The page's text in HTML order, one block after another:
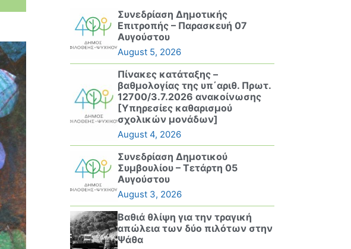
Συνεδρίαση Δημοτικής
Επιτροπής – Παρασκευή 07
Αυγούστου
August 5, 2026
Πίνακες κατάταξης –
βαθμολογίας της υπ΄αριθ. Πρωτ.
12700/3.7.2026 ανακοίνωσης
[Υπηρεσίες καθαρισμού
σχολικών μονάδων]
August 4, 2026
Συνεδρίαση Δημοτικού
Συμβουλίου – Τετάρτη 05
Αυγούστου
August 3, 2026
Βαθιά θλίψη για την τραγική
απώλεια των δύο πιλότων στην
Ψάθα